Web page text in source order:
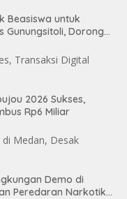
Beasiswa untuk
Gunungsitoli, Dorong
2026 Sukses,
Rp6 Miliar
Demo di
Peredaran Narkotika